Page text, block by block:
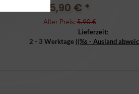
5,90 € *
Alter Preis:5,90 €
Lieferzeit:
2 - 3 Werktage ((%s - Ausland